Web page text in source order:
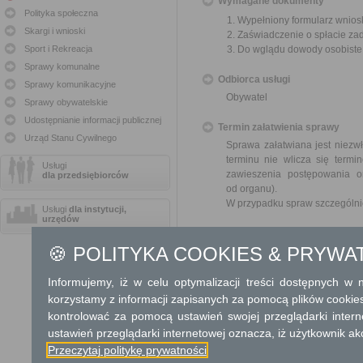
Polityka społeczna
Skargi i wnioski
Sport i Rekreacja
Sprawy komunalne
Sprawy komunikacyjne
Sprawy obywatelskie
Udostępnianie informacji publicznej
Urząd Stanu Cywilnego
Usługi
dla przedsiębiorców
Usługi dla instytucji,
urzędów
Wypełniony formularz
Zaświadczenie o spłacie
Do wglądu dowody
Odbiorca usługi
Obywatel
Termin załatwienia sprawy
Sprawa załatwiana jest
terminu nie wlicza się
zawieszenia postępowania
od organu).
W przypadku spraw
Dodatkowe
Opłata
Wniosek jest wolny od opłat.
🍪 POLITYKA COOKIES &
Informujemy, iż w celu optymalizacji treści dostępnych w
korzystamy z informacji zapisanych za pomocą plików
kontrolować za pomocą ustawień swojej przeglądarki
ustawień przeglądarki internetowej oznacza, iż użytkownik
Przeczytaj politykę prywatności